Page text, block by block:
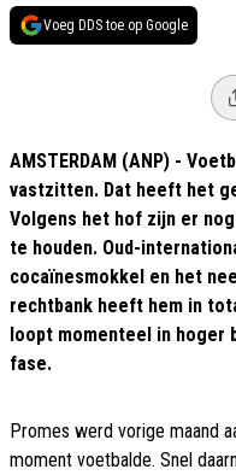
Voeg DDS toe op Google
AMSTERDAM (ANP) -
vastzitten. Dat heeft het
Volgens het hof zijn er
te houden. Oud-
cocaïnesmokkel en het
rechtbank heeft hem in
loopt momenteel in hoger
fase.
Promes werd vorige maand
moment voetbalde. Snel